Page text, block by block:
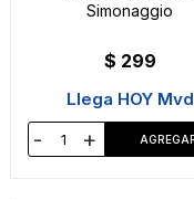
Simonaggio
$ 299
Llega HOY Mvd
- +